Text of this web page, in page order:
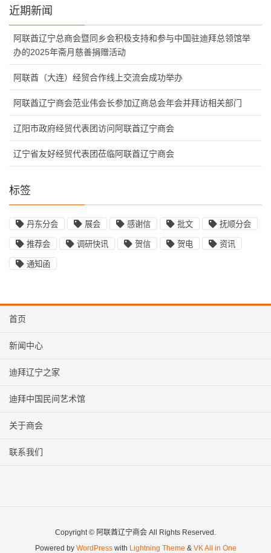
近期新闻
阿联酋辽宁总商会暨同乡会积极支持和参与中国驻迪拜总领馆举
办的2025年斋月慈善捐赠活动
阿联酋（大连）经贸合作线上交流会成功举办
阿联酋辽宁商会范业伟会长参加辽商总会年会并拜访相关部门
辽阳市政府经贸代表团访问阿联酋辽宁商会
辽宁省友好经贸代表团莅临阿联酋辽宁商会
标签
丹东分会 展会 感谢信 批文 抚顺分会
推荐会 调研快讯 贺信 贺电 资讯
通知函
首页
新闻中心
迪拜辽宁之家
迪拜中国民间艺术馆
关于商会
联系我们
Copyright © 阿联酋辽宁商会 All Rights Reserved.
Powered by WordPresswith Lightning Theme & VK All in One